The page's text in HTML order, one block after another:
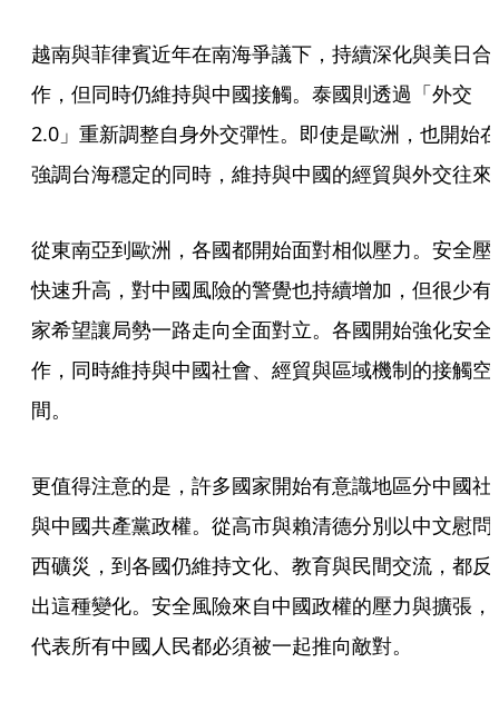
越南與菲律賓近年在南海爭議下，持續深化與美日合
作，但同時仍維持與中國接觸。泰國則透過「外交
2.0」重新調整自身外交彈性。即使是歐洲，也開始在
強調台海穩定的同時，維持與中國的經貿與外交往來
從東南亞到歐洲，各國都開始面對相似壓力。安全壓
快速升高，對中國風險的警覺也持續增加，但很少有
家希望讓局勢一路走向全面對立。各國開始強化安全
作，同時維持與中國社會、經貿與區域機制的接觸空
間。
更值得注意的是，許多國家開始有意識地區分中國社
與中國共產黨政權。從高市與賴清德分別以中文慰問
西礦災，到各國仍維持文化、教育與民間交流，都反
出這種變化。安全風險來自中國政權的壓力與擴張，
代表所有中國人民都必須被一起推向敵對。